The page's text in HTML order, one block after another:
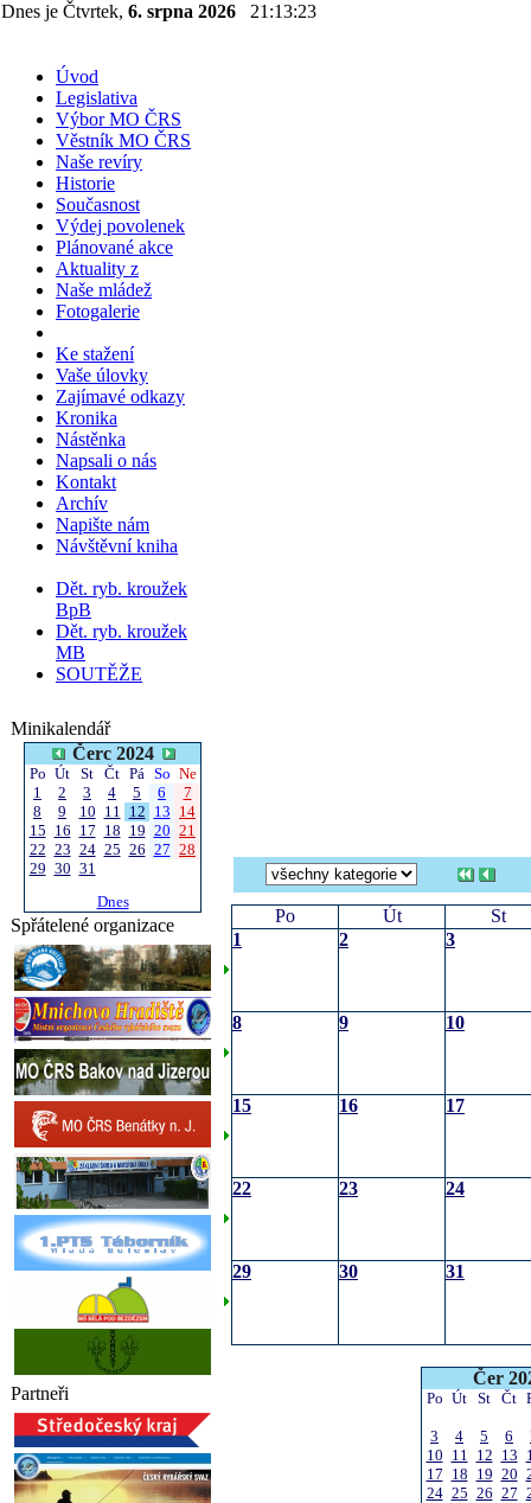
Dnes je Čtvrtek, 6. srpna 2026 21:13:24
Úvod
Legislativa
Výbor MO ČRS
Věstník MO ČRS
Naše revíry
Historie
Současnost
Výdej povolenek
Plánované akce
Aktuality z
Naše mládež
Fotogalerie
Ke stažení
Vaše úlovky
Zajímavé odkazy
Kronika
Nástěnka
Napsali o nás
Kontakt
Archív
Napište nám
Návštěvní kniha
Dět. ryb. kroužek
BpB
Dět. ryb. kroužek
MB
SOUTĚŽE
Minikalendář
Čerc 2024
Po Út St Čt Pá So Ne
1
2 3 4 5 6
7
8
9 10 11 12 13 14
15 16 17 18 19 20 21
22 23 24 25 26 27 28
29 30 31
Dnes
Spřátelené organizace
Partneři
Po Út
St
1
2 3
8 9 10
15 16 17
22 23 24
29 30 31
Čer
Po Út St Čt
3 4 5 6
10 11 12 13
17 18 19 20
24 25 26 27